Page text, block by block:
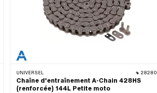
UNIVERSEL 28280
Chaîne d'entraînement A-Chain 428HS
(renforcée) 144L Petite moto